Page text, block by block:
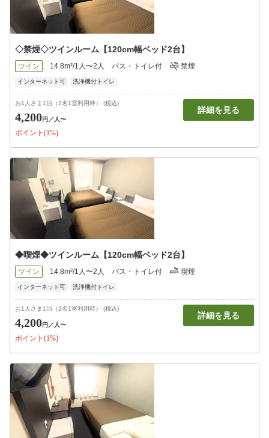
◇禁煙◇ツインルーム【120cm幅ベッド2台】
ツイン 14.8m²/1人〜2人 バス・トイレ付 禁煙
インターネット可 洗浄機付トイレ
お1人さま1泊（2名1室利用時） (税込)
4,200円 ／人〜
ポイント(1%)
詳細を見る
◆喫煙◆ツインルーム【120cm幅ベッド2台】
ツイン 14.8m²/1人〜2人 バス・トイレ付 喫煙
インターネット可 洗浄機付トイレ
お1人さま1泊（2名1室利用時） (税込)
4,200円 ／人〜
ポイント(1%)
詳細を見る